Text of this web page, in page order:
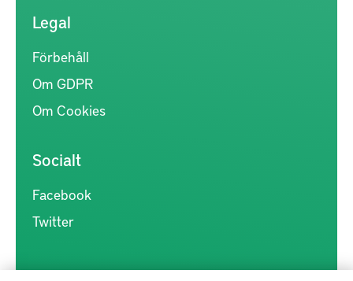
Legal
Förbehåll
Om GDPR
Om Cookies
Socialt
Facebook
Twitter